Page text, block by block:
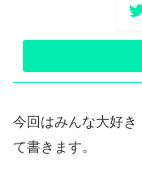
今回はみんな大好
て書きます。